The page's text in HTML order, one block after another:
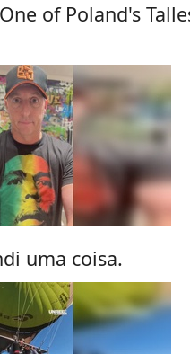
of Poland's
uma coisa.